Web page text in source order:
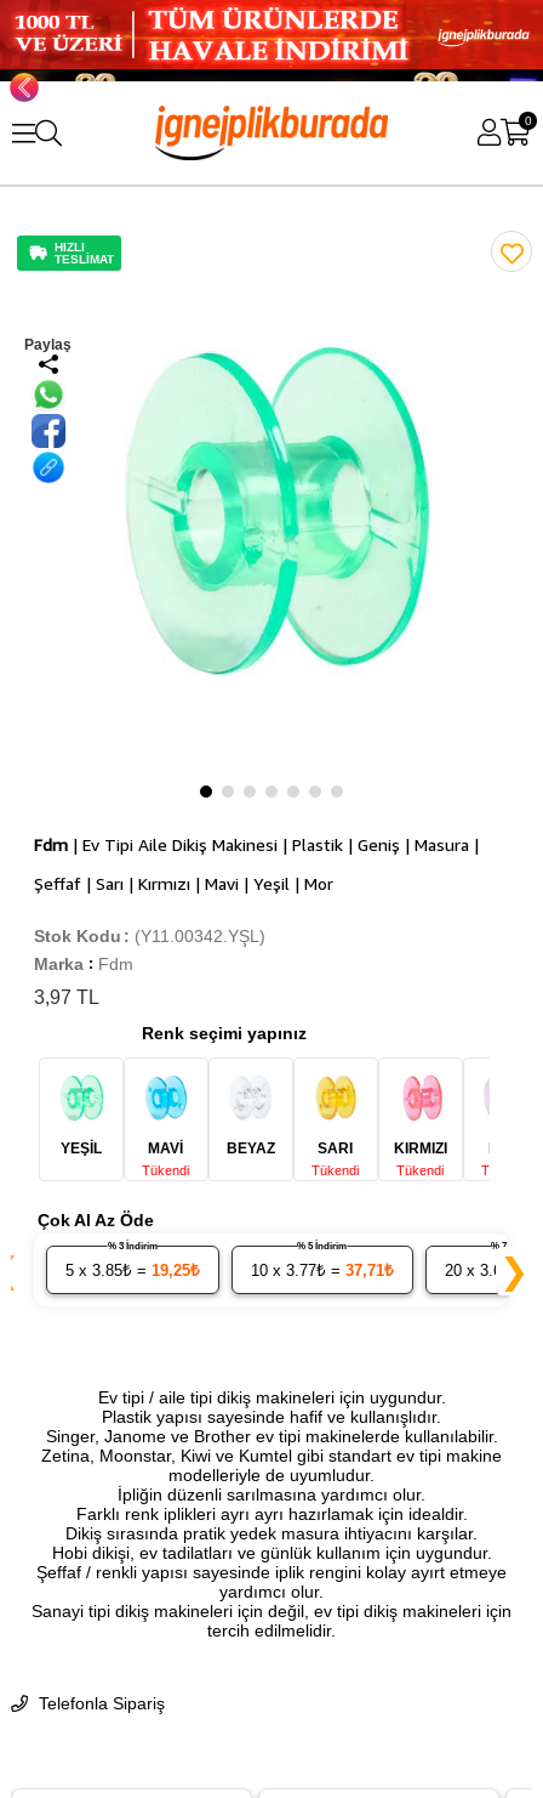
0
HIZLI
TESLİMAT
Paylaş
Fdm| Ev Tipi Aile Dikiş Makinesi | Plastik | Geniş | Masura |
Şeffaf | Sarı | Kırmızı | Mavi | Yeşil | Mor
(Y11.00342.YŞL)
Stok Kodu
Marka : Fdm
3,97 TL
Renk seçimi yapınız
YEŞİL MAVİ
Tükendi
BEYAZ SARI
Tükendi
KIRMIZI
Tükendi Tükendi
Çok Al Az Öde
5x 3.85₺ = 19,25₺
% 3 İndirim
10x 3.77₺ = 37,71₺
% 5 İndirim
20x 3.69₺ =
❯
Ev tipi / aile tipi dikiş makineleri için uygundur.
Plastik yapısı sayesinde hafif ve kullanışlıdır.
Singer, Janome ve Brother ev tipi makinelerde kullanılabilir.
Zetina, Moonstar, Kiwi ve Kumtel gibi standart ev tipi makine
modelleriyle de uyumludur.
İpliğin düzenli sarılmasına yardımcı olur.
Farklı renk iplikleri ayrı ayrı hazırlamak için idealdir.
Dikiş sırasında pratik yedek masura ihtiyacını karşılar.
Hobi dikişi, ev tadilatları ve günlük kullanım için uygundur.
Şeffaf / renkli yapısı sayesinde iplik rengini kolay ayırt etmeye
yardımcı olur.
Sanayi tipi dikiş makineleri için değil, ev tipi dikiş makineleri için
tercih edilmelidir.
Telefonla Sipariş